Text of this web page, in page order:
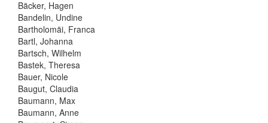
Bäcker, Hagen
Bandelin, Undine
Bartholomäi, Franca
Bartl, Johanna
Bartsch, Wilhelm
Bastek, Theresa
Bauer, Nicole
Baugut, Claudia
Baumann, Max
Baumann, Anne